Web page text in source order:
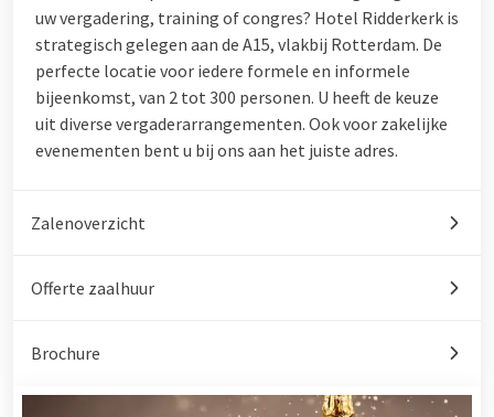
uw vergadering, training of congres? Hotel Ridderkerk is
strategisch gelegen aan de A15, vlakbij Rotterdam. De
perfecte locatie voor iedere formele en informele
bijeenkomst, van 2 tot 300 personen. U heeft de keuze
uit diverse vergaderarrangementen. Ook voor zakelijke
evenementen bent u bij ons aan het juiste adres.
Zalenoverzicht
Offerte zaalhuur
Brochure